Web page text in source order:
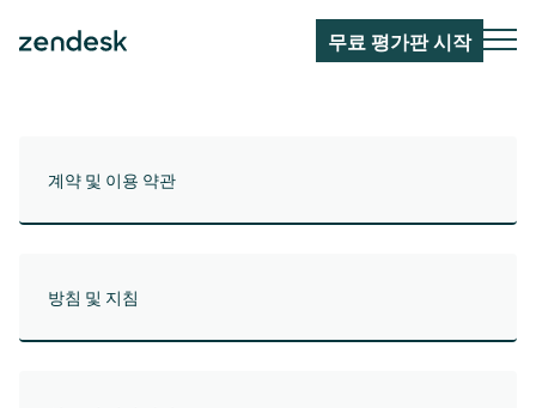
무료 평가판 시작
계약 및 이용 약관
방침 및 지침